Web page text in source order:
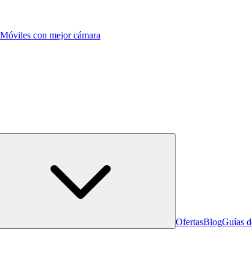
Móviles con mejor cámara
OfertasBlogGuías